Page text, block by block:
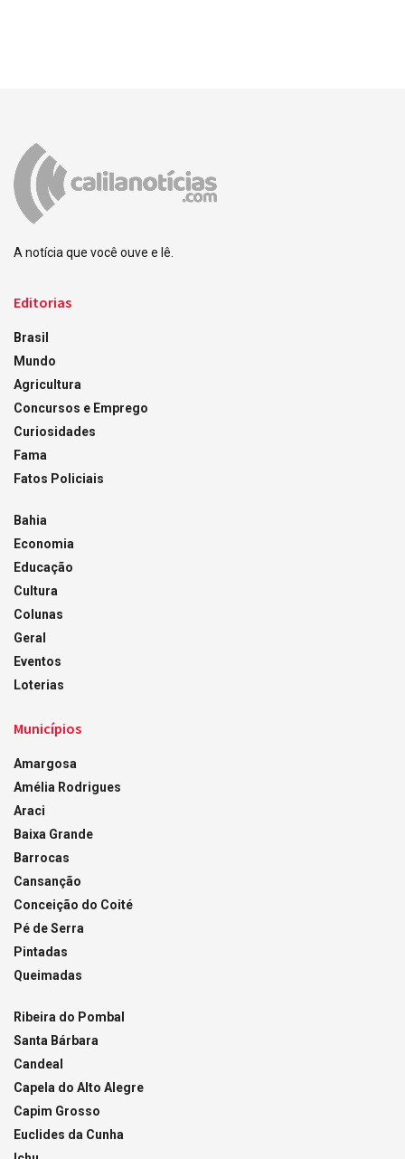
A notícia que você ouve e lê.
Editorias
Brasil
Mundo
Agricultura
Concursos e Emprego
Curiosidades
Fama
Fatos Policiais
Bahia
Economia
Educação
Cultura
Colunas
Geral
Eventos
Loterias
Municípios
Amargosa
Amélia Rodrigues
Araci
Baixa Grande
Barrocas
Cansanção
Conceição do Coité
Pé de Serra
Pintadas
Queimadas
Ribeira do Pombal
Santa Bárbara
Candeal
Capela do Alto Alegre
Capim Grosso
Euclides da Cunha